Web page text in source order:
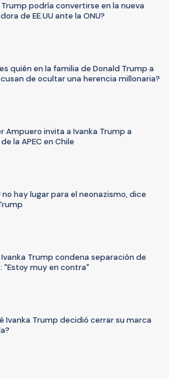
Trump podría convertirse en la nueva
de EE.UU ante la ONU?
quién en la familia de Donald Trump a
de ocultar una herencia millonaria?
Ampuero invita a Ivanka Trump a
la APEC en Chile
no hay lugar para el neonazismo, dice
Ivanka Trump condena separación de
"Estoy muy en contra"
Ivanka Trump decidió cerrar su marca